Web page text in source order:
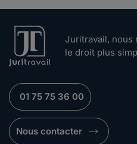
Juritravail, nous
le droit plus
01 75 75 36 00
Nous contacter